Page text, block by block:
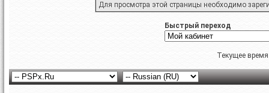
Для просмотра этой страницы необходимо
Быстрый переход
Текущее